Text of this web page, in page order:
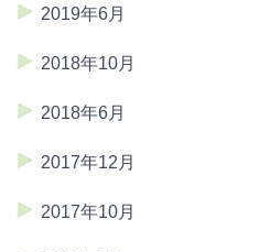
2019年6月
2018年10月
2018年6月
2017年12月
2017年10月